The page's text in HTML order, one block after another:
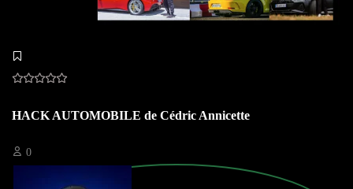
HACK AUTOMOBILE de Cédric Annicette
0